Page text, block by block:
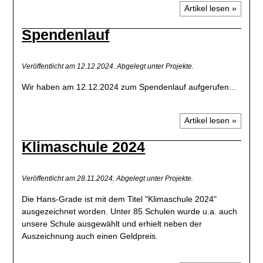
schließen
Auch eine 9. Klasse hat zum Thema „Fremdwörter in der
deutschen Sprache“ einen eigenen Schwerpunkt
Fremdwörtern im Deutschen kurze Lernvideos produziert.
Fremdworte:
Fremdworte 2:
Artikel lesen »
Spendenlauf
Veröffentlicht am 12.12.2024. Abgelegt unter Projekte.
Wir haben am 12.12.2024 zum Spendenlauf aufgerufen...
Artikel lesen »
Klimaschule 2024
Veröffentlicht am 28.11.2024. Abgelegt unter Projekte.
Die Hans-Grade ist mit dem Titel "Klimaschule 2024"
ausgezeichnet worden. Unter 85 Schulen wurde u.a. auch
unsere Schule ausgewählt und erhielt neben der
Auszeichnung auch einen Geldpreis.